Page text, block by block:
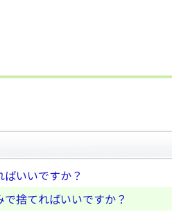
いいですか？
捨てればいいですか？